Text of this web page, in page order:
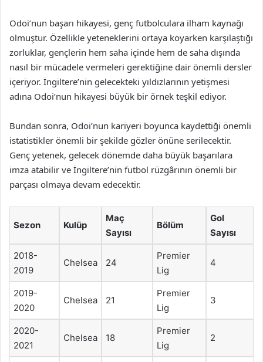
Odoi’nun başarı hikayesi, genç futbolculara ilham kaynağı
olmuştur. Özellikle yeteneklerini ortaya koyarken karşılaştığı
zorluklar, gençlerin hem saha içinde hem de saha dışında
nasıl bir mücadele vermeleri gerektiğine dair önemli dersler
içeriyor. İngiltere’nin gelecekteki yıldızlarının yetişmesi
adına Odoi’nun hikayesi büyük bir örnek teşkil ediyor.
Bundan sonra, Odoi’nun kariyeri boyunca kaydettiği önemli
istatistikler önemli bir şekilde gözler önüne serilecektir.
Genç yetenek, gelecek dönemde daha büyük başarılara
imza atabilir ve İngiltere’nin futbol rüzgârının önemli bir
parçası olmaya devam edecektir.
Sezon Kulüp
Maç
Sayısı
Bölüm
Gol
Sayısı
2018-
2019
Chelsea 24
Premier
Lig
4
2019-
2020
Chelsea 21
Premier
Lig
3
2020-
2021
Chelsea 18
Premier
Lig
2